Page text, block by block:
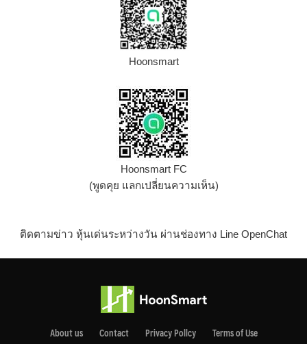
Hoonsmart
Hoonsmart FC
(พูดคุย แลกเปลี่ยนความเห็น)
ติดตามข่าว หุ้นเด่นระหว่างวัน ผ่านช่องทาง Line OpenChat
About us Contact Privacy Pollcy Terms of Use